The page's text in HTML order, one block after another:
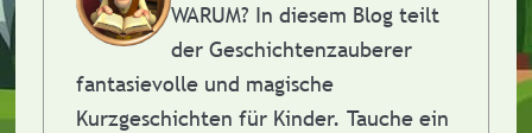
WARUM? In diesem Blog teilt
der Geschichtenzauberer
fantasievolle und magische
Kurzgeschichten für Kinder. Tauche ein